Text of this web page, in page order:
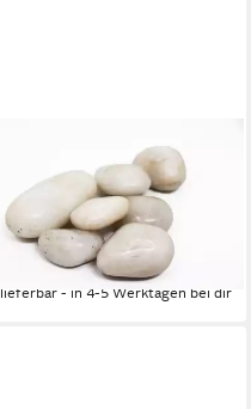
Zierkies 120kg Polierter
Kiesel Flusskiesel Gartenkies
Zierkies weiß, (1 St)
202,30 €
(1,69 €/ 1 kg)
lieferbar - in 4-5 Werktagen bei dir